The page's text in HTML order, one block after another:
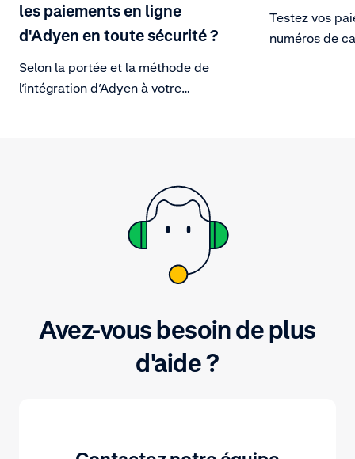
les paiements en ligne
d'Adyen en toute sécurité ?
Selon la portée et la méthode de
l’intégration d’Adyen à votre
disponibilité des données de votre
entreprise et de vos clients.
Testez vos
numéros de
Avez-vous besoin de plus
d'aide ?